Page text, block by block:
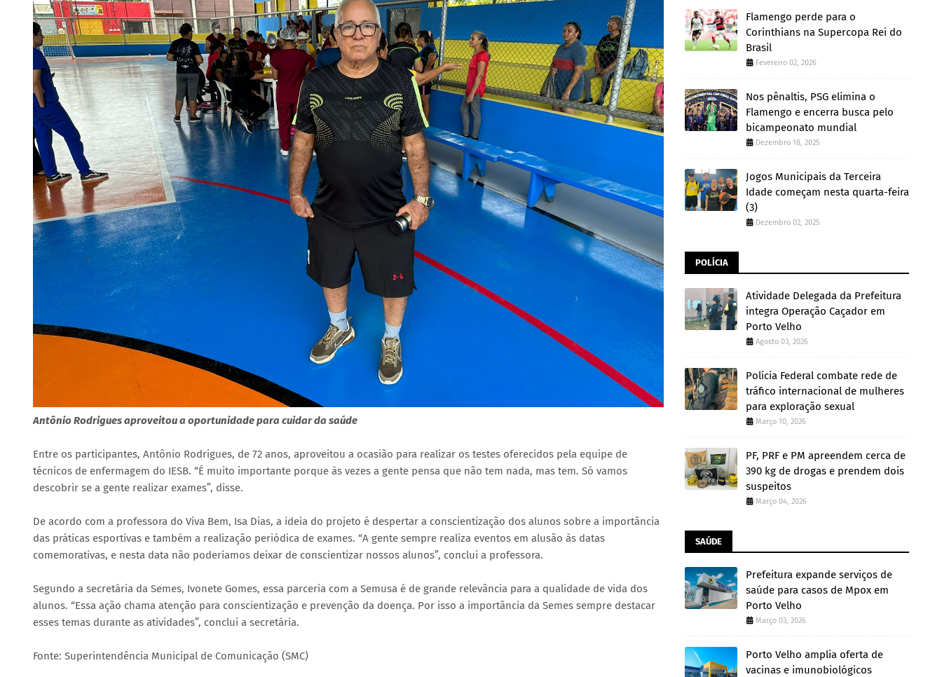
Antônio Rodrigues aproveitou a oportunidade para cuidar da saúde
Entre os participantes, Antônio Rodrigues, de 72 anos, aproveitou a ocasião para realizar os testes oferecidos pela equipe de
técnicos de enfermagem do IESB. “É muito importante porque às vezes a gente pensa que não tem nada, mas tem. Só vamos
descobrir se a gente realizar exames”, disse.
De acordo com a professora do Viva Bem, Isa Dias, a ideia do projeto é despertar a conscientização dos alunos sobre a importância
das práticas esportivas e também a realização periódica de exames. “A gente sempre realiza eventos em alusão às datas
comemorativas, e nesta data não poderíamos deixar de conscientizar nossos alunos”, conclui a professora.
Segundo a secretária da Semes, Ivonete Gomes, essa parceria com a Semusa é de grande relevância para a qualidade de vida dos
alunos. “Essa ação chama atenção para conscientização e prevenção da doença. Por isso a importância da Semes sempre destacar
esses temas durante as atividades”, conclui a secretária.
Fonte: Superintendência Municipal de Comunicação (SMC)
Flamengo perde para o
Corinthians na Supercopa Rei do
Brasil
Fevereiro 02, 2026
Nos pênaltis, PSG elimina o
Flamengo e encerra busca pelo
bicampeonato mundial
Dezembro 18, 2025
Jogos Municipais da Terceira
Idade começam nesta quarta-feira
(3)
Dezembro 02, 2025
POLÍCIA
Atividade Delegada da Prefeitura
integra Operação Caçador em
Porto Velho
Agosto 03, 2026
Polícia Federal combate rede de
tráfico internacional de mulheres
para exploração sexual
Março 10, 2026
PF, PRF e PM apreendem cerca de
390 kg de drogas e prendem dois
suspeitos
Março 04, 2026
SAÚDE
Prefeitura expande serviços de
saúde para casos de Mpox em
Porto Velho
Março 03, 2026
Porto Velho amplia oferta de
vacinas e imunobiológicos